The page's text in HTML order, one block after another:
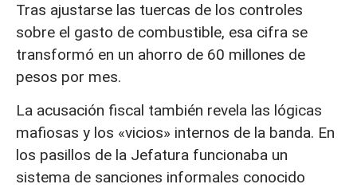
Tras ajustarse las tuercas de los controles
sobre el gasto de combustible, esa cifra se
transformó en un ahorro de 60 millones de
pesos por mes.
La acusación fiscal también revela las lógicas
mafiosas y los «vicios» internos de la banda. En
los pasillos de la Jefatura funcionaba un
sistema de sanciones informales conocido